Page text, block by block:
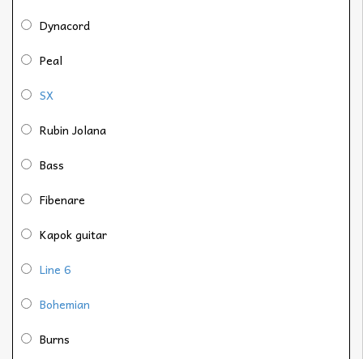
Dynacord
Peal
SX
Rubin Jolana
Bass
Fibenare
Kapok guitar
Line 6
Bohemian
Burns